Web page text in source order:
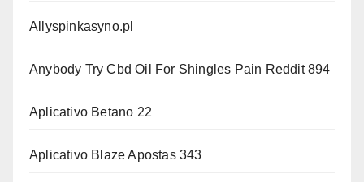
Allyspinkasyno.pl
Anybody Try Cbd Oil For Shingles Pain Reddit 894
Aplicativo Betano 22
Aplicativo Blaze Apostas 343